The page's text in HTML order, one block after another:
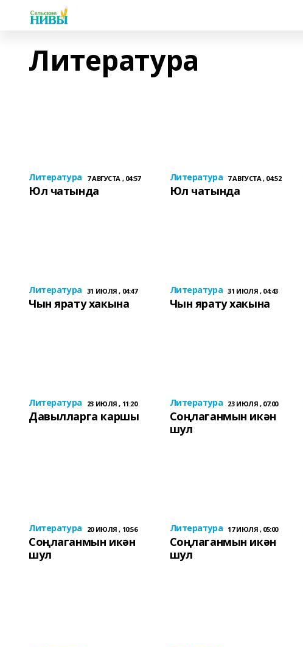
Литература
Литература 7 АВГУСТА , 04:57
Юл чатында
Литература 7 АВГУСТА , 04:52
Юл чатында
Литература 31 ИЮЛЯ , 04:47
Чын ярату хакына
Литература 31 ИЮЛЯ , 04:43
Чын ярату хакына
Литература 23 ИЮЛЯ , 11:20
Давылларга каршы
Литература 23 ИЮЛЯ , 07:00
Соңлаганмын икән
шул
Литература 20 ИЮЛЯ , 10:56
Соңлаганмын икән
шул
Литература 17 ИЮЛЯ , 05:00
Соңлаганмын икән
шул